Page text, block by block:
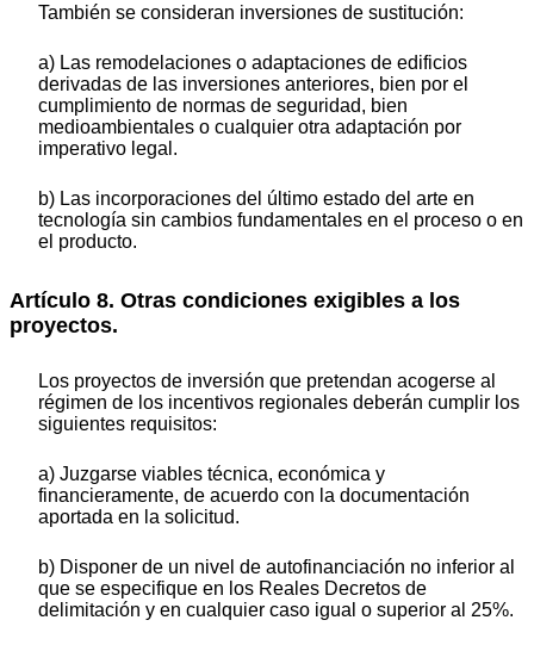
También se consideran inversiones de sustitución:
a) Las remodelaciones o adaptaciones de edificios
derivadas de las inversiones anteriores, bien por el
cumplimiento de normas de seguridad, bien
medioambientales o cualquier otra adaptación por
imperativo legal.
b) Las incorporaciones del último estado del arte en
tecnología sin cambios fundamentales en el proceso o en
el producto.
Artículo 8. Otras condiciones exigibles a los
proyectos.
Los proyectos de inversión que pretendan acogerse al
régimen de los incentivos regionales deberán cumplir los
siguientes requisitos:
a) Juzgarse viables técnica, económica y
financieramente, de acuerdo con la documentación
aportada en la solicitud.
b) Disponer de un nivel de autofinanciación no inferior al
que se especifique en los Reales Decretos de
delimitación y en cualquier caso igual o superior al 25%.